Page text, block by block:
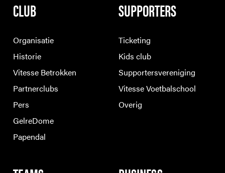
CLUB
Organisatie
Historie
Vitesse Betrokken
Partnerclubs
Pers
GelreDome
Papendal
SUPPORTERS
Ticketing
Kids club
Supportersvereniging
Vitesse Voetbalschool
Overig